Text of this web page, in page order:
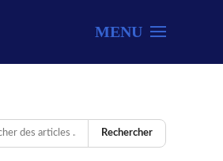
MENU
Rechercher